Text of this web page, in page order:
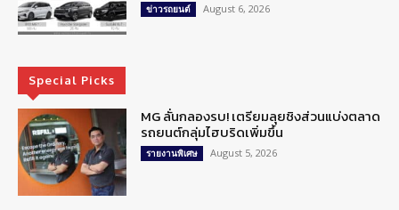
ข่าวรถยนต์ August 6, 2026
Special Picks
MG ลั่นกลองรบ! เตรียมลุยชิงส่วนแบ่งตลาด
รถยนต์กลุ่มไฮบริดเพิ่มขึ้น
รายงานพิเศษ August 5, 2026